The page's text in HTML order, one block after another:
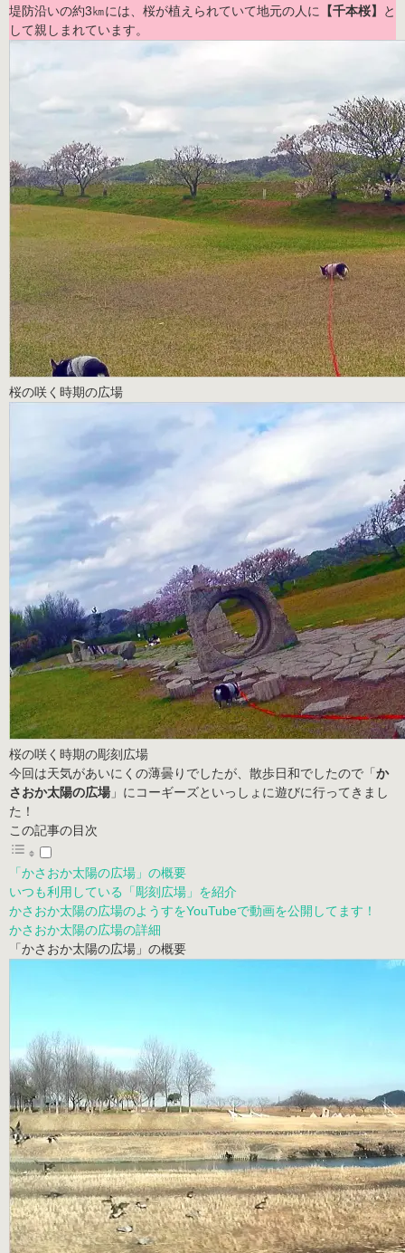
堤防沿いの約3㎞には、桜が植えられていて地元の人に
【千本桜】
と
して親しまれています。
桜の咲く時期の広場
桜の咲く時期の彫刻広場
今回は天気があいにくの薄曇りでしたが、散歩日和でしたので「 か
さおか太陽の広場 」にコーギーズといっしょに遊びに行ってきまし
た！
この記事の目次
「かさおか太陽の広場」の概要
いつも利用している「彫刻広場」を紹介
かさおか太陽の広場のようすをYouTubeで動画を公開してます！
かさおか太陽の広場の詳細
「かさおか太陽の広場」の概要